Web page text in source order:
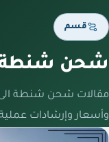
قسم
شحن شنطة
مقالات شحن شنطة الى
وأسعار وإرشادات